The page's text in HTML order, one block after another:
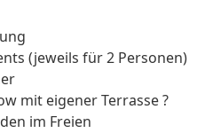
(jeweils für 2 Personen)
mit eigener Terrasse ?
im Freien